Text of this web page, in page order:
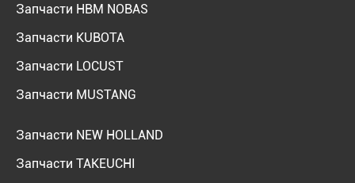
Запчасти HBM NOBAS
Запчасти KUBOTA
Запчасти LOCUST
Запчасти MUSTANG
Запчасти NEW HOLLAND
Запчасти TAKEUCHI